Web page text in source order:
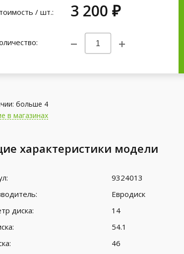
/ шт.: 3 200 ₽
больше 4
в магазинах
характеристики модели
9324013
Евродиск
диска:
14
54.1
46